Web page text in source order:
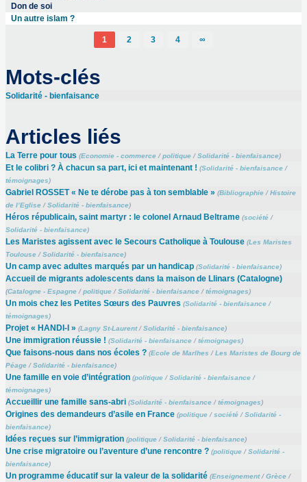
Don de soi
Un autre islam ?
1 2 3 4 ∞
Mots-clés
Solidarité - bienfaisance
Articles liés
La Terre pour tous (Economie - commerce/politique/Solidarité - bienfaisance)
Et le colibri ? À chacun sa part, ici et maintenant ! (Solidarité - bienfaisance/
témoignages)
Gabriel ROSSET « Ne te dérobe pas à ton semblable » (Bibliographie/Histoire
de l’Eglise/Solidarité - bienfaisance)
Héros républicain, saint martyr : le colonel Arnaud Beltrame (société/
Solidarité - bienfaisance)
Les Maristes agissent avec le Secours Catholique à Toulouse (Les Maristes
Toulouse/Solidarité - bienfaisance)
Un camp avec adultes marqués par un handicap (Solidarité - bienfaisance)
Accueil de migrants adolescents dans la maison de Llinars (Catalogne)
(Catalogne - Espagne/politique/Solidarité - bienfaisance/témoignages)
Un mois chez les Petites Sœurs des Pauvres (Solidarité - bienfaisance/
témoignages)
Projet « HANDI-I » (Lagny St-Laurent/Solidarité - bienfaisance)
Une immigration réussie ! (Solidarité - bienfaisance/témoignages)
Que faisons-nous dans nos écoles ? (Ecole de Marlhes /Les Maristes de Bourg de
Péage/Solidarité - bienfaisance)
Une famille en voie d’intégration (politique/Solidarité - bienfaisance/
témoignages)
Accueillir une famille sans-abri (Solidarité - bienfaisance/témoignages)
Origines des demandeurs d’asile en France (politique/société/Solidarité -
bienfaisance)
Idées reçues sur l’immigration (politique/Solidarité - bienfaisance)
Une crise migratoire ou l’aventure d’une rencontre ? (politique/Solidarité -
bienfaisance)
Un programme éducatif sur la valeur de la solidarité (Enseignement/Grèce/